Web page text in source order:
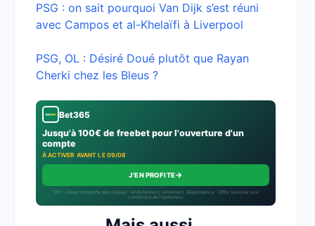
PSG : on sait pourquoi Van Dijk s’est réuni
avec Campos et al-Khelaïfi à Liverpool
PSG, OL : Désiré Doué plutôt que Rayan
Cherki chez les Bleus ?
Bet365
Jusqu'à 100€ de freebet pour l'ouverture d'un
compte
À ACTIVER AVANT LE 09/08
J'EN PROFITE→
18+ · Jouer comporte des risques : endettement, isolement, dépendance · Offre soumise aux
conditions de l’opérateur.